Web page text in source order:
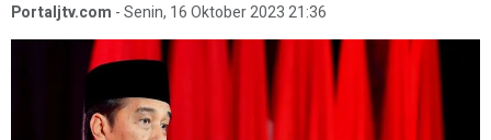
Portaljtv.com -Senin, 16 Oktober 2023 21:36